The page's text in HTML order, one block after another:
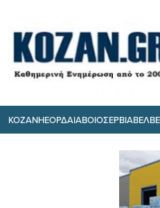
ΚΟΖΑΝΗΕΟΡΔΑΙΑΒΟΙΟΣΕΡΒΙΑ